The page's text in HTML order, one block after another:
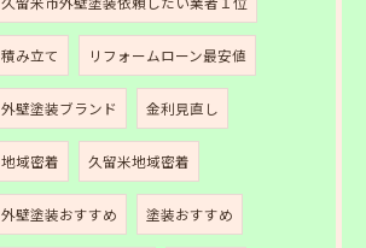
積み立て リフォームローン最安値
外壁塗装ブランド 金利見直し
地域密着 久留米地域密着
外壁塗装おすすめ 塗装おすすめ